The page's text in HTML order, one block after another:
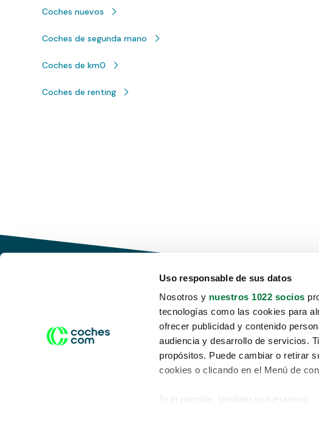
Uso responsable de sus datos
Nosotros y nuestros 1022 socios
tecnologías como las cookies para
ofrecer publicidad y contenido
audiencia y desarrollo de servicios.
propósitos. Puede cambiar o retirar
cookies o clicando en el Menú de
Si lo permite, también quisiéramos:
Coches nuevos
Coches de segunda mano
Coches de km0
Coches de renting
Conduce tu futuro,
desata tu movilidad